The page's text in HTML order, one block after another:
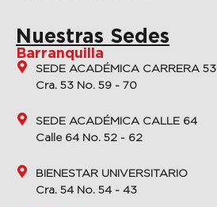
Nuestras Sedes
Barranquilla
SEDE ACADÉMICA CARRERA 53
Cra. 53 No. 59 - 70
SEDE ACADÉMICA CALLE 64
Calle 64 No. 52 - 62
BIENESTAR UNIVERSITARIO
Cra. 54 No. 54 - 43